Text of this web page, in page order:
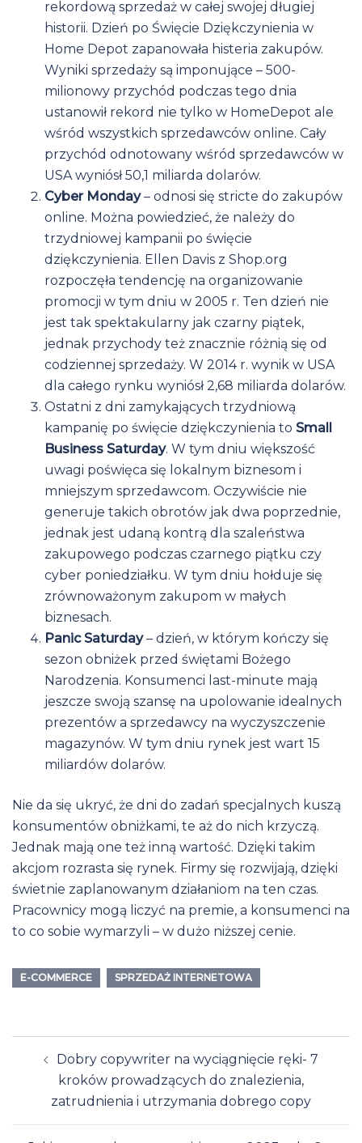
rekordową sprzedaż w całej swojej długiej
historii. Dzień po Święcie Dziękczynienia w
Home Depot zapanowała histeria zakupów.
Wyniki sprzedaży są imponujące – 500-
milionowy przychód podczas tego dnia
ustanowił rekord nie tylko w HomeDepot ale
wśród wszystkich sprzedawców online. Cały
przychód odnotowany wśród sprzedawców w
USA wyniósł 50,1 miliarda dolarów.
Cyber Monday– odnosi się stricte do zakupów
online. Można powiedzieć, że należy do
trzydniowej kampanii po święcie
dziękczynienia. Ellen Davis z Shop.org
rozpoczęła tendencję na organizowanie
promocji w tym dniu w 2005 r. Ten dzień nie
jest tak spektakularny jak czarny piątek,
jednak przychody też znacznie różnią się od
codziennej sprzedaży. W 2014 r. wynik w USA
dla całego rynku wyniósł 2,68 miliarda dolarów.
Ostatni z dni zamykających trzydniową
kampanię po święcie dziękczynienia to Small
Business Saturday. W tym dniu większość
uwagi poświęca się lokalnym biznesom i
mniejszym sprzedawcom. Oczywiście nie
generuje takich obrotów jak dwa poprzednie,
jednak jest udaną kontrą dla szaleństwa
zakupowego podczas czarnego piątku czy
cyber poniedziałku. W tym dniu hołduje się
zrównoważonym zakupom w małych
biznesach.
Panic Saturday– dzień, w którym kończy się
sezon obniżek przed świętami Bożego
Narodzenia. Konsumenci last-minute mają
jeszcze swoją szansę na upolowanie idealnych
prezentów a sprzedawcy na wyczyszczenie
magazynów. W tym dniu rynek jest wart 15
miliardów dolarów.
Nie da się ukryć, że dni do zadań specjalnych kuszą
konsumentów obniżkami, te aż do nich krzyczą.
Jednak mają one też inną wartość. Dzięki takim
akcjom rozrasta się rynek. Firmy się rozwijają, dzięki
świetnie zaplanowanym działaniom na ten czas.
Pracownicy mogą liczyć na premie, a konsumenci na
to co sobie wymarzyli – w dużo niższej cenie.
E-COMMERCE SPRZEDAŻ INTERNETOWA
navigation
Dobry copywriter na wyciągnięcie ręki- 7
kroków prowadzących do znalezienia,
zatrudnienia i utrzymania dobrego copy